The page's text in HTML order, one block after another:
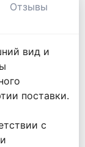
Отзывы
вид и
поставки.
с